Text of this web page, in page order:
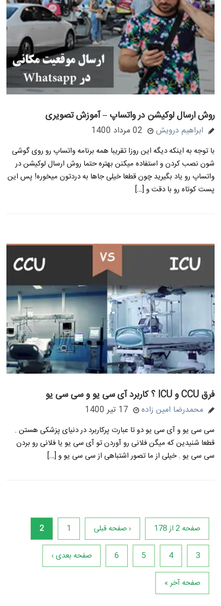
روش ارسال لوکیشن در واتساپ – آموزش تصویری
ابراهیم درویش 02 مرداد 1400
با توجه به اینکه دیگه این روزا تقریبا همه برنامه واتساپ رو روی گوشی
شون نصب کردن و استفاده میکنن بهتره حتما روش ارسال لوکیشن در
واتساپ رو یاد بگیرید چون قطعا خیلی جاها به دردتون میخوره! پس این
پست کوتاه رو با دقت و […]
فرق CCU و ICU ؟ کاربرد آی سی یو و سی سی یو
محمدرضا امین زاده 17 تیر 1400
سی سی یو و آی سی یو دو تا عبارت پرکاربرد در دنیای پزشکی هستن .
قطعا شنیدین که میگن فلانی رو آوردن تو آی سی یو یا فلانی رو بردن
سی سی یو . خیلی از ما تصور اشتباهی از سی سی یو و […]
صفحه 2 از 178 ‹ صفحه قبلی 1
2
3
4
5
6 صفحه بعدی ›
صفحه آخر »